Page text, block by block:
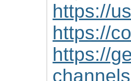
https://
https://
https://
channels